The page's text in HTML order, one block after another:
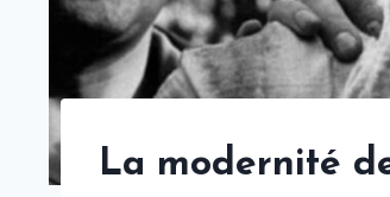
La modernité